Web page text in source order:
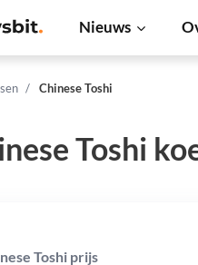
Nieuws
Chinese Toshi
Toshi
Toshi prijs